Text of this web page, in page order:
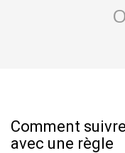
Comment
avec une règle